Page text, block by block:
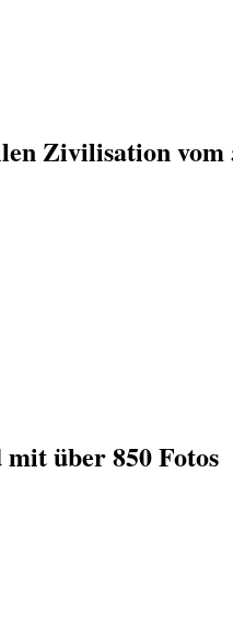
Zivilisation
über 850 Fotos